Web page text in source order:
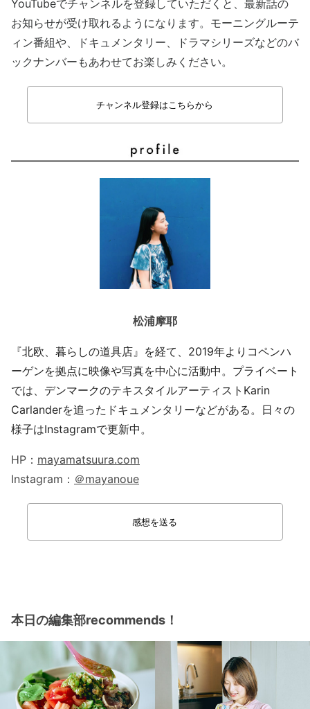
YouTubeでチャンネルを登録していただくと、最新話の
お知らせが受け取れるようになります。モーニングルーテ
ィン番組や、ドキュメンタリー、ドラマシリーズなどのバ
ックナンバーもあわせてお楽しみください。
チャンネル登録はこちらから
松浦摩耶
『北欧、暮らしの道具店』を経て、2019年よりコペンハ
ーゲンを拠点に映像や写真を中心に活動中。プライベート
では、デンマークのテキスタイルアーティストKarin
Carlanderを追ったドキュメンタリーなどがある。日々の
様子はInstagramで更新中。
HP： mayamatsuura.com
Instagram： ＠mayanoue
感想を送る
本日の編集部recommends！